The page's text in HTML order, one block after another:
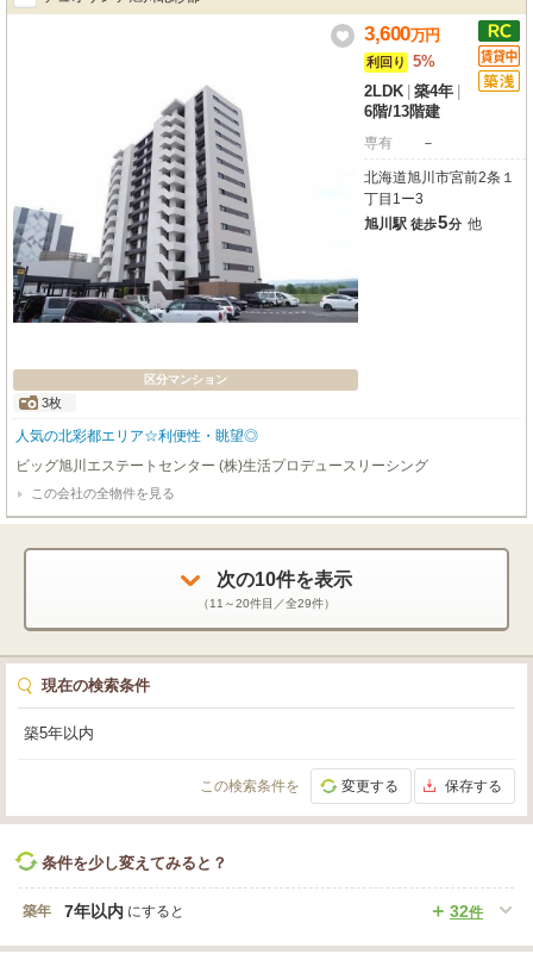
区分マンション
3枚
3,600万円
利回り
5%
2LDK 築4年
6階/13階建
専有 －
北海道旭川市宮前2条１
丁目1ー3
旭川駅 徒歩5分 他
人気の北彩都エリア☆利便性・眺望◎
ビッグ旭川エステートセンター (株)生活プロデュースリーシング
この会社の全物件を見る
次の10件を表示
（11～20件目／全29件）
現在の検索条件
築5年以内
この検索条件を 変更する 保存する
条件を少し変えてみると？
築年 32件
7年以内 にすると